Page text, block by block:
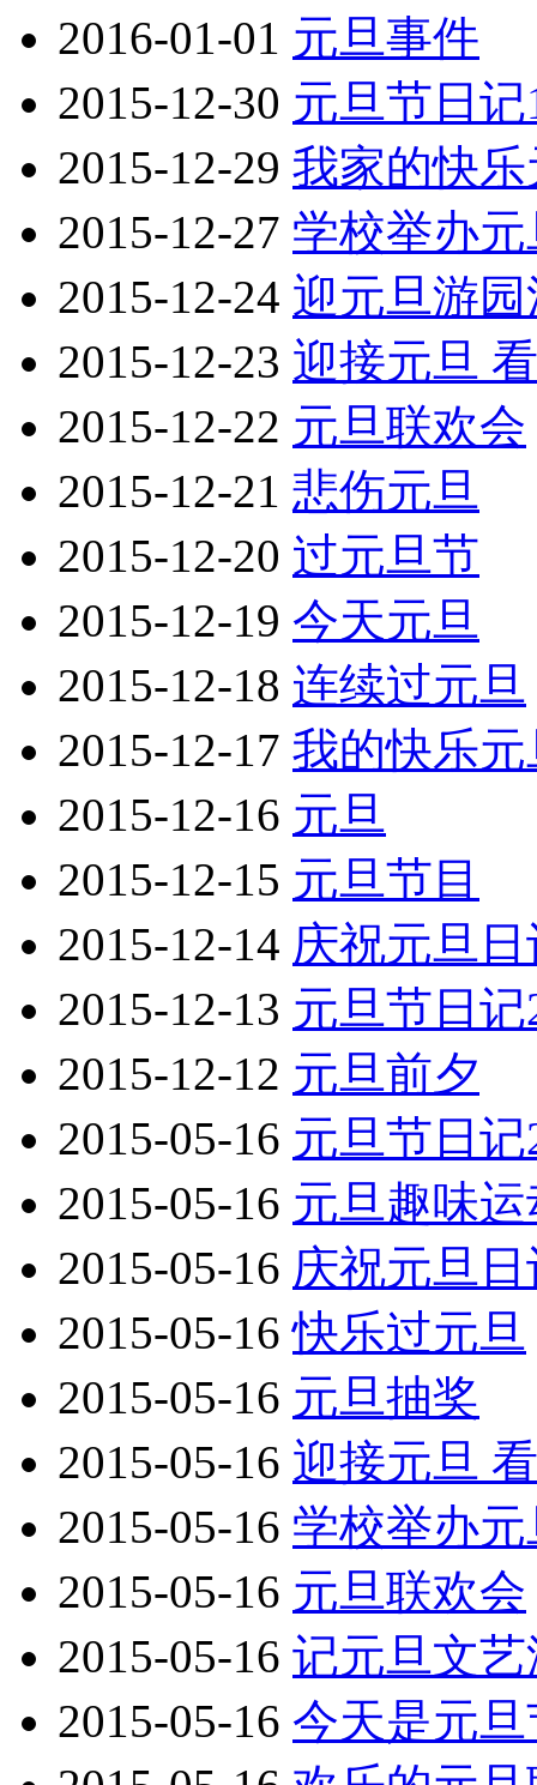
2016-01-01 元旦事件
2015-12-30 元旦节日记
2015-12-29 我家的快
2015-12-27 学校举办
2015-12-24 迎元旦游
2015-12-23 迎接元旦
2015-12-22 元旦联欢会
2015-12-21 悲伤元旦
2015-12-20 过元旦节
2015-12-19 今天元旦
2015-12-18 连续过元旦
2015-12-17 我的快乐元
2015-12-16 元旦
2015-12-15 元旦节目
2015-12-14 庆祝元旦
2015-12-13 元旦节日记
2015-12-12 元旦前夕
2015-05-16 元旦节日
2015-05-16 元旦趣味
2015-05-16 庆祝元旦
2015-05-16 快乐过元旦
2015-05-16 元旦抽奖
2015-05-16 迎接元旦
2015-05-16 学校举办
2015-05-16 元旦联欢会
2015-05-16 记元旦文
2015-05-16 今天是元旦